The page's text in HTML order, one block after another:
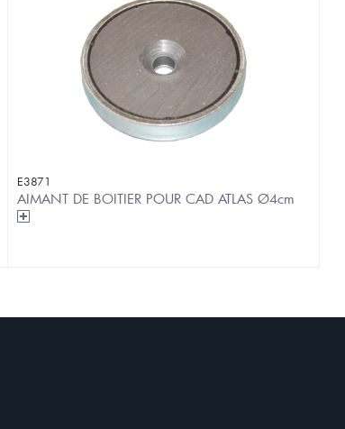
E3871
AIMANT DE BOITIER POUR CAD ATLAS Ø4cm